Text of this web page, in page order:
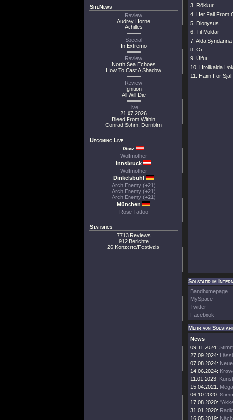
SiteNews
Review
Audrey Horne
Achilles
Special
In Extremo
Review
North Sea Echoes
How To Cast A Shadow
Review
Ignition
All Will Die
Live
21.07.2026
Bleed From Within
Conrad Sohm, Dornbirn
Upcoming Live
Graz
Wolfmother
Innsbruck
Wolfmother
Dinkelsbühl
Arch Enemy (+21)
Arch Enemy (+21)
Arch Enemy (+21)
München
Rose Tattoo
Statistics
7713 Reviews
912 Berichte
26 Konzerte/Festivals
3. Rökkur
4. Her Fall From
5. Dionysus
6. Til Moldar
7. Alda Syndanna
8. Or
9. Úlfur
10. Hrollkalda
11. Hann For
Solstafir im
Bandhomepage
MySpace
Twitter
Facebook
Mehr von
News
09.11.2024:
27.09.2024:
07.08.2024:
14.06.2024:
11.01.2023:
15.04.2021:
06.10.2020:
17.08.2020:
31.01.2020:
16.05.2019: